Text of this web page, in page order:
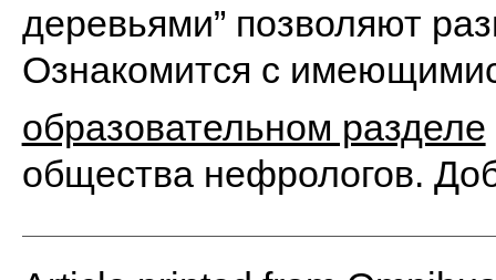
деревьями” позволяют
Ознакомится с
образовательном разделе
общества нефрологов.